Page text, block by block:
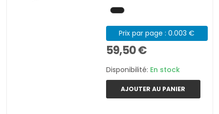
Prix par page : 0.003 €
59,50 €
Disponibilité: En stock
AJOUTER AU PANIER